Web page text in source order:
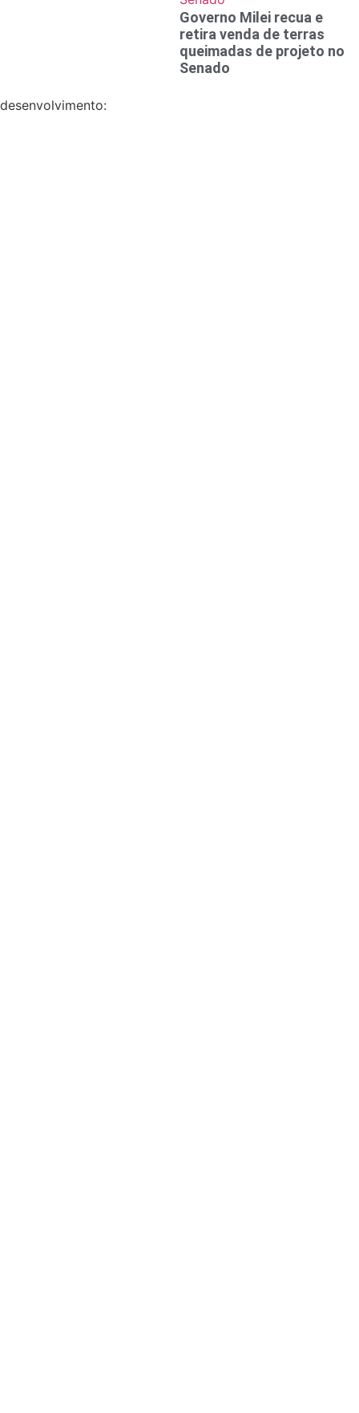
Governo Milei recua e
retira venda de terras
queimadas de projeto no
Senado
desenvolvimento: